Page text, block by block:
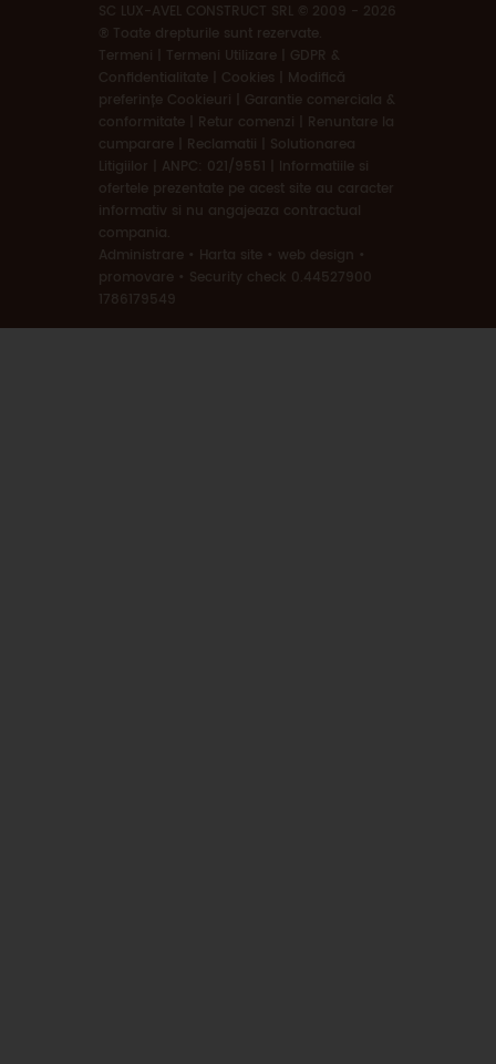
SC LUX-AVEL CONSTRUCT SRL © 2009 - 2026
® Toate drepturile sunt rezervate.
Termeni
Termeni Utilizare | GDPR &
Confidentialitate | Cookies
Modifică
preferințe Cookieuri
Garantie comerciala &
conformitate
Retur comenzi
Renuntare la
cumparare
Reclamatii
Solutionarea
Litigiilor
ANPC: 021/9551
Informatiile si
ofertele prezentate pe acest site au caracter
informativ si nu angajeaza contractual
compania.
Administrare • Harta site • web design
•
promovare • Security check 0.44527900
1786179549